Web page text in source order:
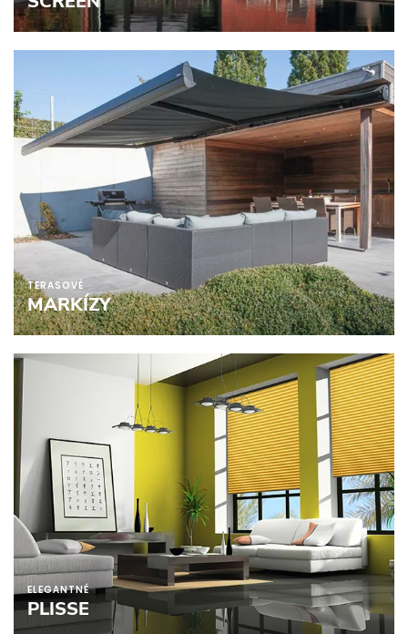
TERASOVÉ
MARKÍZY
ELEGANTNÉ
PLISSE